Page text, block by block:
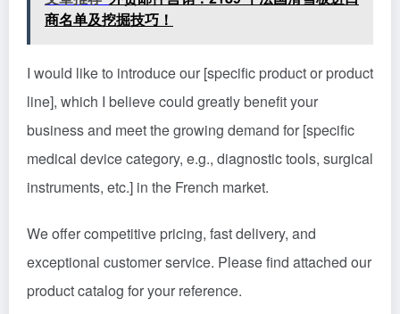
商名单及挖掘技巧！
I would like to introduce our [specific product or product
line], which I believe could greatly benefit your
business and meet the growing demand for [specific
medical device category, e.g., diagnostic tools, surgical
instruments, etc.] in the French market.
We offer competitive pricing, fast delivery, and
exceptional customer service. Please find attached our
product catalog for your reference.